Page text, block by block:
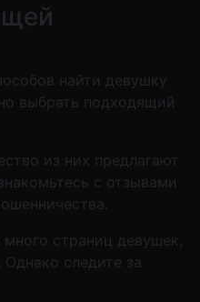
найти девушку
выбрать подходящий
из них предлагают
с отзывами
страниц девушек,
следите за